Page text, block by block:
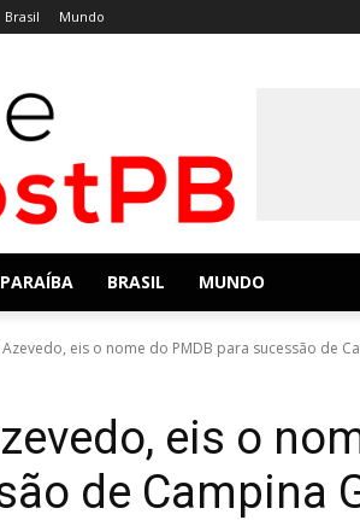
Brasil Mundo
PARAÍBA BRASIL MUNDO
eis o nome do PMDB para sucessão de
eis o
de Campina